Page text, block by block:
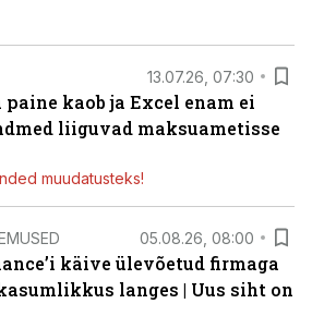
13.07.26, 07:30
paine kaob ja Excel enam ei
liiguvad maksuametisse
muudatusteks!
05.08.26, 08:00
käive ülevõetud firmaga
langes | Uus siht on